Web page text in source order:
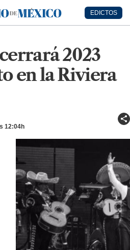
EDICTOS
2023
en la Riviera
12:04h